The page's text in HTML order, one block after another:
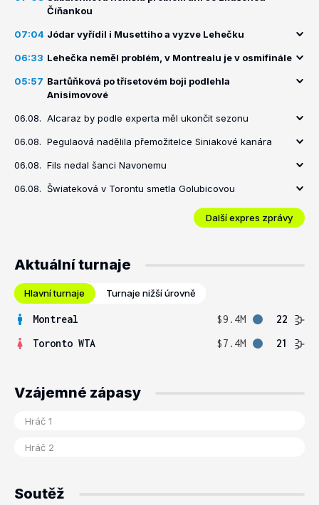
Číňankou
07:04 Jódar vyřídil i Musettiho a vyzve Lehečku
06:33 Lehečka neměl problém, v Montrealu je v osmifinále
05:57 Bartůňková po třísetovém boji podlehla
Anisimovové
06.08. Alcaraz by podle experta měl ukončit sezonu
06.08. Pegulaová nadělila přemožitelce Siniakové kanára
06.08. Fils nedal šanci Navonemu
06.08. Šwiateková v Torontu smetla Golubicovou
Další expres zprávy
Aktuální turnaje
Hlavní turnaje Turnaje nižší úrovně
Montreal $9.4M
22
Toronto WTA
$7.4M 21
Vzájemné zápasy
Soutěž